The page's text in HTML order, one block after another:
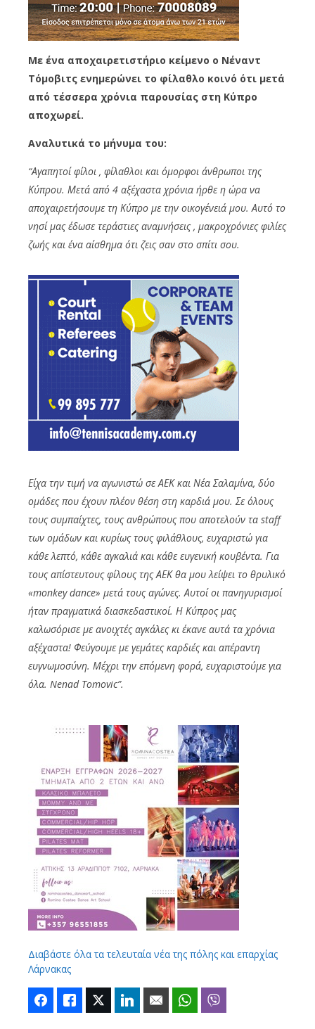
Με ένα αποχαιρετιστήριο κείμενο ο Νέναντ
Τόμοβιτς ενημερώνει το φίλαθλο κοινό ότι μετά
από τέσσερα χρόνια παρουσίας στη Κύπρο
αποχωρεί.
Αναλυτικά το μήνυμα του:
“Αγαπητοί φίλοι , φίλαθλοι και όμορφοι άνθρωποι της
Κύπρου. Μετά από 4 αξέχαστα χρόνια ήρθε η ώρα να
αποχαιρετήσουμε τη Κύπρο με την οικογένειά μου. Αυτό το
νησί μας έδωσε τεράστιες αναμνήσεις , μακροχρόνιες φιλίες
ζωής και ένα αίσθημα ότι ζεις σαν στο σπίτι σου.
Είχα την τιμή να αγωνιστώ σε ΑΕΚ και Νέα Σαλαμίνα, δύο
ομάδες που έχουν πλέον θέση στη καρδιά μου. Σε όλους
τους συμπαίχτες, τους ανθρώπους που αποτελούν τα staff
των ομάδων και κυρίως τους φιλάθλους, ευχαριστώ για
κάθε λεπτό, κάθε αγκαλιά και κάθε ευγενική κουβέντα. Για
τους απίστευτους φίλους της ΑΕΚ θα μου λείψει το θρυλικό
«monkey dance» μετά τους αγώνες. Αυτοί οι πανηγυρισμοί
ήταν πραγματικά διασκεδαστικοί. Η Κύπρος μας
καλωσόρισε με ανοιχτές αγκάλες κι έκανε αυτά τα χρόνια
αξέχαστα! Φεύγουμε με γεμάτες καρδιές και απέραντη
ευγνωμοσύνη. Μέχρι την επόμενη φορά, ευχαριστούμε για
όλα. Nenad Tomovic”.
Διαβάστε όλα τα τελευταία νέα της πόλης και επαρχίας
Λάρνακας
FacebookLike Twitter LinkedIn Email WhatsApp